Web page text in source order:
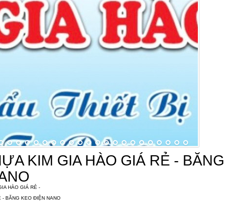
KIM GIA HÀO GIÁ RẺ - BĂNG
HÀO GIÁ RẺ -
- BĂNG KEO ĐIỆN NANO